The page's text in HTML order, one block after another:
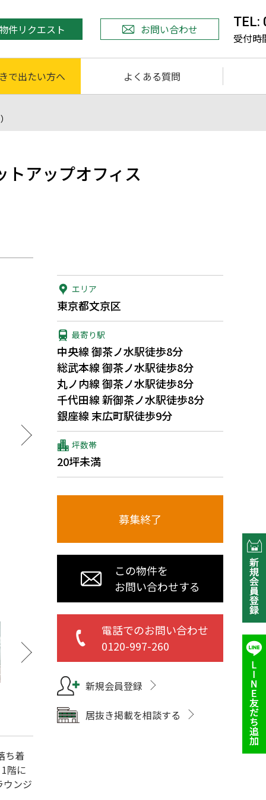
件リクエスト お問い合わせ TEL:
受付時
で出たい方へ よくある質問
トアップオフィス
ち着
階に
ウンジ
エリア
東京都文京区
最寄り駅
中央線 御茶ノ水駅徒歩8分
総武本線 御茶ノ水駅徒歩8分
丸ノ内線 御茶ノ水駅徒歩8分
千代田線 新御茶ノ水駅徒歩8分
銀座線 末広町駅徒歩9分
坪数帯
20坪未満
募集終了
この物件を
お問い合わせする
電話でのお問い合わせ
0120-997-260
新規会員登録
居抜き掲載を相談する